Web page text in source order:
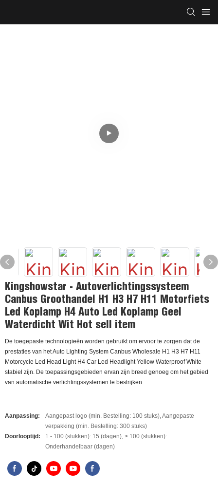
Kingshowstar - Autoverlichtingssysteem
Canbus Groothandel H1 H3 H7 H11 Motorfiets
Led Koplamp H4 Auto Led Koplamp Geel
Waterdicht Wit Hot sell item
De toegepaste technologieën worden gebruikt om ervoor te zorgen dat de
prestaties van het Auto Lighting System Canbus Wholesale H1 H3 H7 H11
Motorcycle Led Head Light H4 Car Led Headlight Yellow Waterproof White
stabiel zijn. De toepassingsgebieden ervan zijn breed genoeg om het gebied
van automatische verlichtingssystemen te bestrijken
Aanpassing:
Aangepast logo (min. Bestelling: 100 stuks), Aangepaste
verpakking (min. Bestelling: 300 stuks)
Doorlooptijd:
1 - 100 (stukken): 15 (dagen), > 100 (stukken):
Onderhandelbaar (dagen)